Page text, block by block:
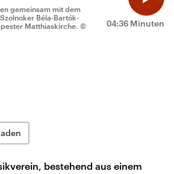
04:36 Minuten
gemeinsam mit dem
Béla-Bartók-
Matthiaskirche. ©
bestehend aus einem